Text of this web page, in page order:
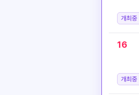
개최중
16
개최중